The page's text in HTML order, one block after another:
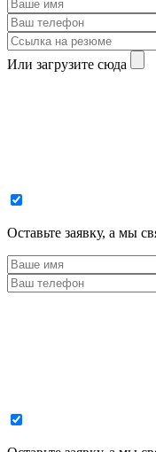
Или загрузите сюда
Оставьте заявку, а мы